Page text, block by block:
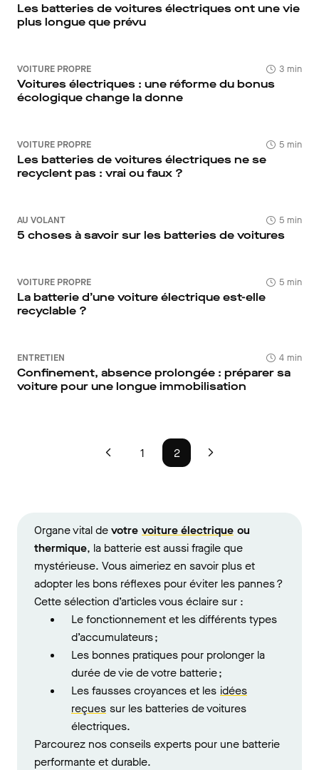
Les batteries de voitures électriques ont une vie
plus longue que prévu
VOITURE PROPRE 3 min
Voitures électriques : une réforme du bonus
écologique change la donne
VOITURE PROPRE 5 min
Les batteries de voitures électriques ne se
recyclent pas : vrai ou faux ?
AU VOLANT 5 min
5 choses à savoir sur les batteries de voitures
VOITURE PROPRE 5 min
La batterie d’une voiture électrique est-elle
recyclable ?
ENTRETIEN 4 min
Confinement, absence prolongée : préparer sa
voiture pour une longue immobilisation
1 2
Organe vital devotre voiture électrique ou
thermique, la batterie est aussi fragile que
mystérieuse. Vous aimeriez en savoir plus et
adopter les bons réflexes pour éviter les pannes ?
Cette sélection d’articles vous éclaire sur :
Le fonctionnement et les différents types
d’accumulateurs ;
Les bonnes pratiques pour prolonger la
durée de vie de votre batterie ;
Les fausses croyances et les idées
reçues sur les batteries de voitures
électriques.
Parcourez nos conseils experts pour une batterie
performante et durable.